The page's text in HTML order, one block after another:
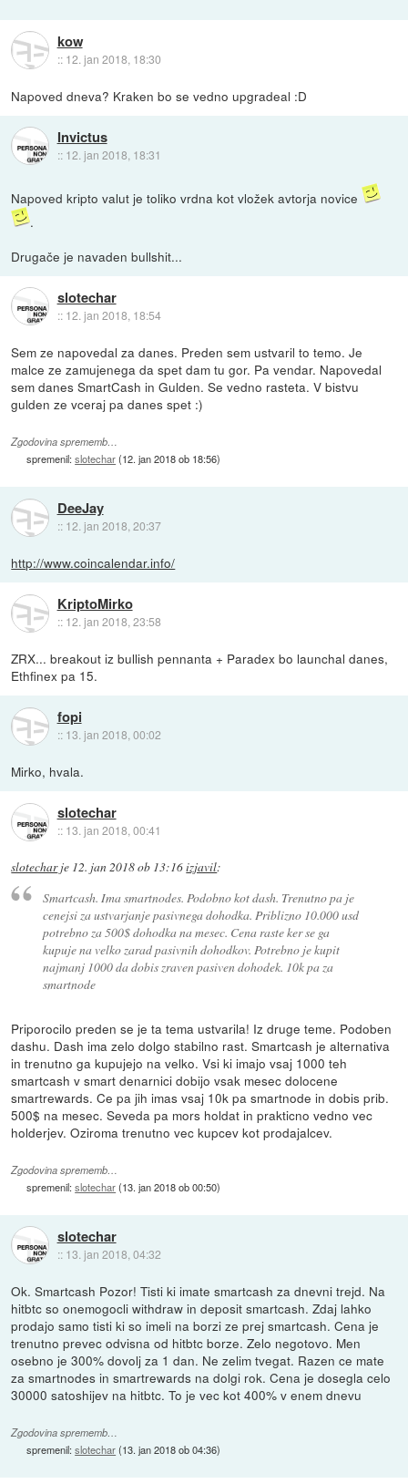
kow
:: 12. jan 2018, 18:30
Napoved dneva? Kraken bo se vedno upgradeal :D
Invictus
:: 12. jan 2018, 18:31
Napoved kripto valut je toliko vrdna kot vložek avtorja novice
.
Drugače je navaden bullshit...
slotechar
:: 12. jan 2018, 18:54
Sem ze napovedal za danes. Preden sem ustvaril to temo. Je
malce ze zamujenega da spet dam tu gor. Pa vendar. Napovedal
sem danes SmartCash in Gulden. Se vedno rasteta. V bistvu
gulden ze vceraj pa danes spet :)
Zgodovina sprememb…
spremenil:slotechar(12. jan 2018 ob 18:56)
DeeJay
:: 12. jan 2018, 20:37
http://www.coincalendar.info/
KriptoMirko
:: 12. jan 2018, 23:58
ZRX... breakout iz bullish pennanta + Paradex bo launchal danes,
Ethfinex pa 15.
fopi
:: 13. jan 2018, 00:02
Mirko, hvala.
slotechar
:: 13. jan 2018, 00:41
slotecharje 12. jan 2018 ob 13:16izjavil:
Smartcash. Ima smartnodes. Podobno kot dash. Trenutno pa je
cenejsi za ustvarjanje pasivnega dohodka. Priblizno 10.000 usd
potrebno za 500$ dohodka na mesec. Cena raste ker se ga
kupuje na velko zarad pasivnih dohodkov. Potrebno je kupit
najmanj 1000 da dobis zraven pasiven dohodek. 10k pa za
smartnode
Priporocilo preden se je ta tema ustvarila! Iz druge teme. Podoben
dashu. Dash ima zelo dolgo stabilno rast. Smartcash je alternativa
in trenutno ga kupujejo na velko. Vsi ki imajo vsaj 1000 teh
smartcash v smart denarnici dobijo vsak mesec dolocene
smartrewards. Ce pa jih imas vsaj 10k pa smartnode in dobis prib.
500$ na mesec. Seveda pa mors holdat in prakticno vedno vec
holderjev. Oziroma trenutno vec kupcev kot prodajalcev.
Zgodovina sprememb…
spremenil:slotechar(13. jan 2018 ob 00:50)
slotechar
:: 13. jan 2018, 04:32
Ok. Smartcash Pozor! Tisti ki imate smartcash za dnevni trejd. Na
hitbtc so onemogocli withdraw in deposit smartcash. Zdaj lahko
prodajo samo tisti ki so imeli na borzi ze prej smartcash. Cena je
trenutno prevec odvisna od hitbtc borze. Zelo negotovo. Men
osebno je 300% dovolj za 1 dan. Ne zelim tvegat. Razen ce mate
za smartnodes in smartrewards na dolgi rok. Cena je dosegla celo
30000 satoshijev na hitbtc. To je vec kot 400% v enem dnevu
Zgodovina sprememb…
spremenil:slotechar(13. jan 2018 ob 04:36)